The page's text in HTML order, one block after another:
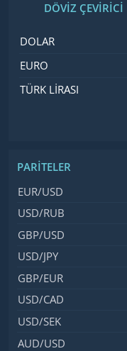
DÖVİZ ÇEVİRİCİ
İsimDeğer
DOLAR
EURO
TÜRK LIRASI
PARITELER
İsim, Kod
EUR/USD
USD/RUB
GBP/USD
USD/JPY
GBP/EUR
USD/CAD
USD/SEK
AUD/USD